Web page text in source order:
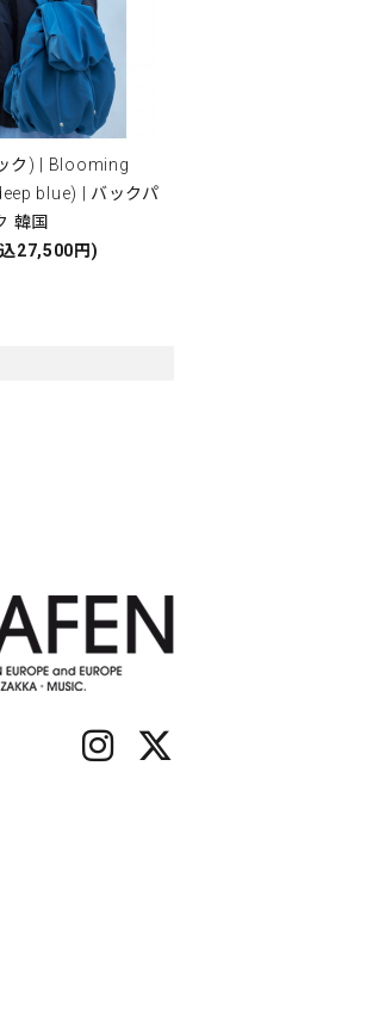
ク) | Blooming
blue) | バックパ
韓国
27,500円)